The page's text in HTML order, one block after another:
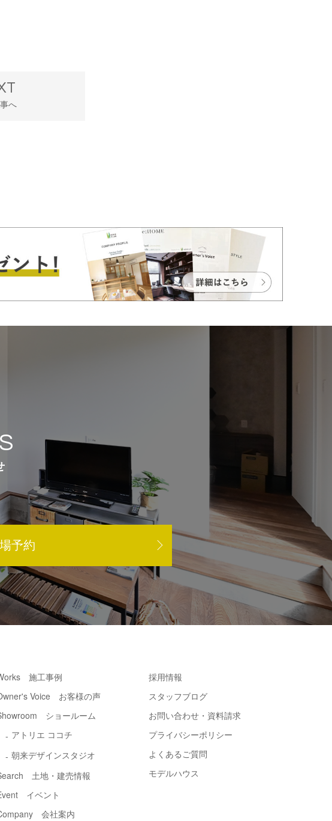
へ
予約
施工事例
Voice お客様の声
ショールーム
アトリエ ココチ
朝来デザインスタジオ
土地・建売情報
イベント
会社案内
採用情報
スタッフブログ
お問い合わせ・資料請求
プライバシーポリシー
よくあるご質問
モデルハウス